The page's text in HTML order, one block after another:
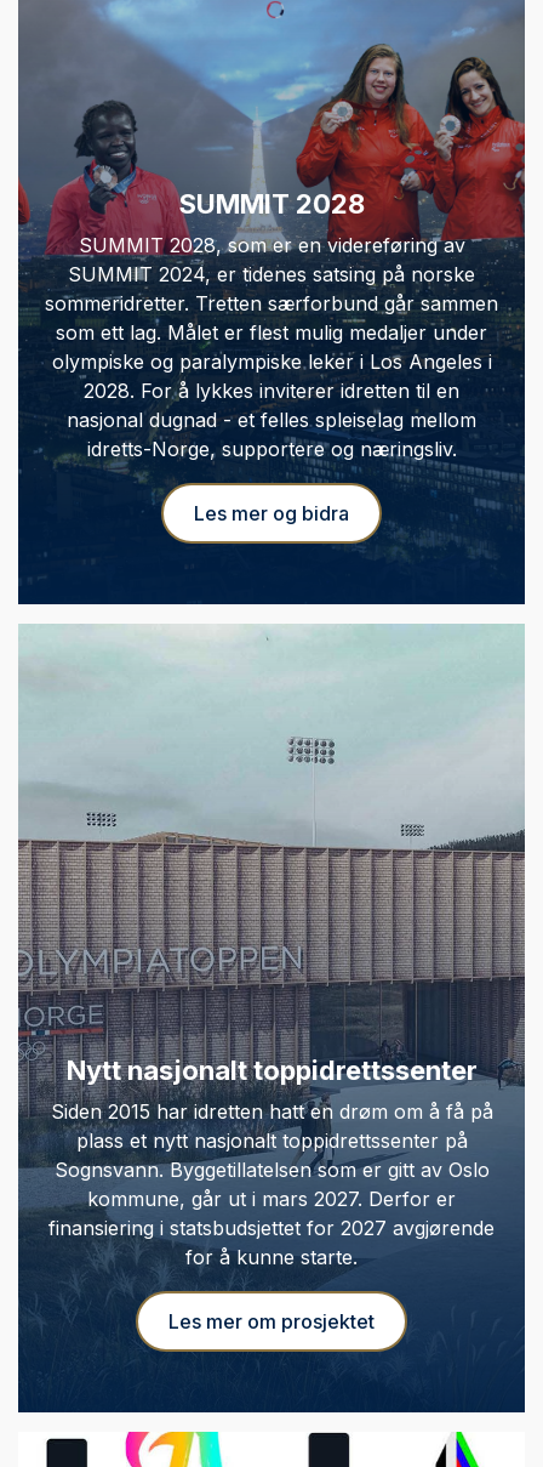
SUMMIT 2028
SUMMIT 2028, som er en videreføring av
SUMMIT 2024, er tidenes satsing på norske
sommeridretter. Tretten særforbund går sammen
som ett lag. Målet er flest mulig medaljer under
olympiske og paralympiske leker i Los Angeles i
2028. For å lykkes inviterer idretten til en
nasjonal dugnad - et felles spleiselag mellom
idretts-Norge, supportere og næringsliv.
Les mer og bidra
Nytt nasjonalt toppidrettssenter
Siden 2015 har idretten hatt en drøm om å få på
plass et nytt nasjonalt toppidrettssenter på
Sognsvann. Byggetillatelsen som er gitt av Oslo
kommune, går ut i mars 2027. Derfor er
finansiering i statsbudsjettet for 2027 avgjørende
for å kunne starte.
Les mer om prosjektet